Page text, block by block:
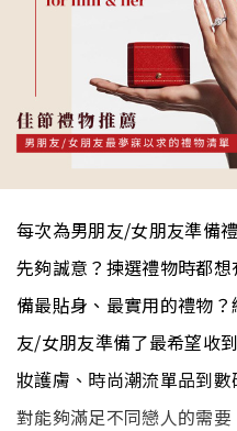
每次為男朋友/女朋友準備
先夠誠意？揀選禮物時都
備最貼身、最實用的禮物
友/女朋友準備了最希望收
妝護膚、時尚潮流單品到
對能夠滿足不同戀人的需